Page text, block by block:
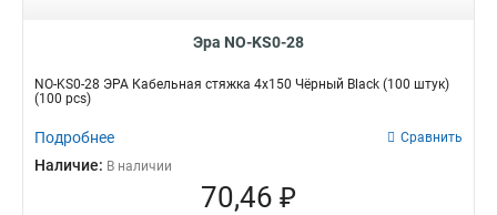
Эра NO-KS0-28
NO-KS0-28 ЭРА Кабельная стяжка 4х150 Чёрный Black (100 штук)
(100 pcs)
Подробнее Сравнить
Наличие: В наличии
70,46 ₽